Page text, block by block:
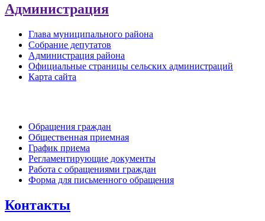
Администрация
Глава муниципального района
Собрание депутатов
Администрация района
Официальные страницы сельских администраций
Карта сайта
Обращения граждан
Общественная приемная
График приема
Регламентирующие документы
Работа с обращениями граждан
Форма для письменного обращения
Контакты